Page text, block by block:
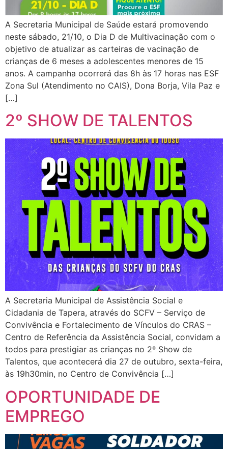
A Secretaria Municipal de Saúde estará promovendo
neste sábado, 21/10, o Dia D de Multivacinação com o
objetivo de atualizar as carteiras de vacinação de
crianças de 6 meses a adolescentes menores de 15
anos. A campanha ocorrerá das 8h às 17 horas nas ESF
Zona Sul (Atendimento no CAIS), Dona Borja, Vila Paz e
[…]
2º SHOW DE TALENTOS
A Secretaria Municipal de Assistência Social e
Cidadania de Tapera, através do SCFV – Serviço de
Convivência e Fortalecimento de Vínculos do CRAS –
Centro de Referência da Assistência Social, convidam a
todos para prestigiar as crianças no 2º Show de
Talentos, que acontecerá dia 27 de outubro, sexta-feira,
às 19h30min, no Centro de Convivência […]
OPORTUNIDADE DE
EMPREGO